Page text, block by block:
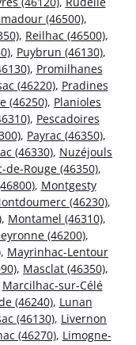
(46500),
, Reilhac (46500),
, Puybrun (46130),
, Promilhanes
(46220), Pradines
(46250), Planioles
, Pescadoires
, Payrac (46350),
(46330), Nuzéjouls
de-Rouge (46350),
, Montgesty
(46230),
, Montamel (46310),
(46200),
, Mayrinhac-Lentour
, Masclat (46350),
Marcilhac-sur-Célé
(46240), Lunan
(46130), Livernon
(46270), Limogne-